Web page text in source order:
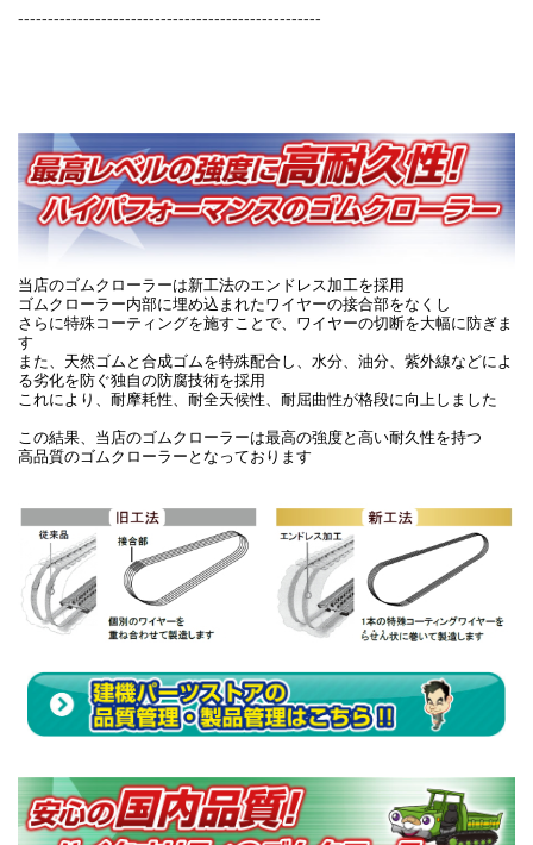
---------------------------------------------------
当店のゴムクローラーは新工法のエンドレス加工を採用
ゴムクローラー内部に埋め込まれたワイヤーの接合部をなくし
さらに特殊コーティングを施すことで、ワイヤーの切断を大幅に防ぎま
す
また、天然ゴムと合成ゴムを特殊配合し、水分、油分、紫外線などによ
る劣化を防ぐ独自の防腐技術を採用
これにより、耐摩耗性、耐全天候性、耐屈曲性が格段に向上しました
この結果、当店のゴムクローラーは最高の強度と高い耐久性を持つ
高品質のゴムクローラーとなっております